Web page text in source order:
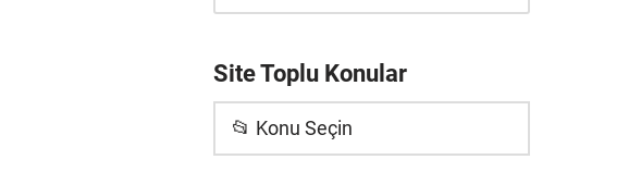
Site Toplu Konular
📂 Konu Seçin